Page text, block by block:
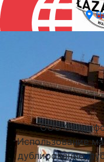
ООО
Использование
дублирование,